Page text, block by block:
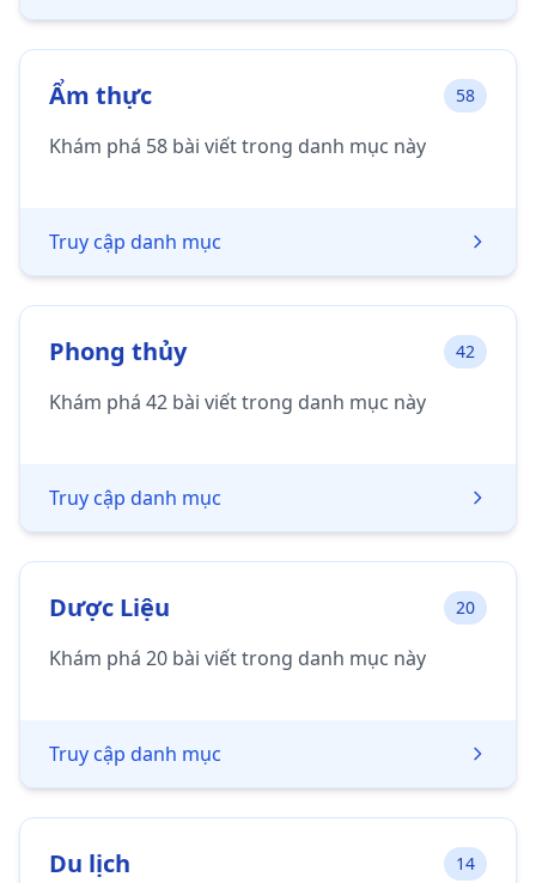
Ẩm thực 58
Khám phá 58 bài viết trong danh mục này
Truy cập danh mục
Phong thủy 42
Khám phá 42 bài viết trong danh mục này
Truy cập danh mục
Dược Liệu 20
Khám phá 20 bài viết trong danh mục này
Truy cập danh mục
Du lịch 14